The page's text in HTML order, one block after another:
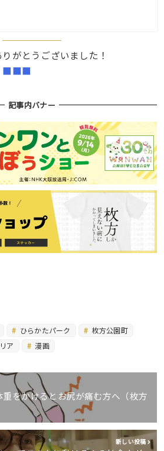
がとうございました！
■■■
記事内バナー
ひらかたパーク
枚方公園町
ア
漫画
をかけるとお尻が痛む方へ（枚方
新しい投稿